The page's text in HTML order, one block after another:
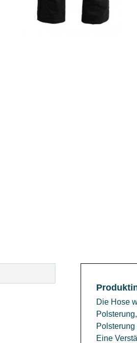
Die Hose
Eine